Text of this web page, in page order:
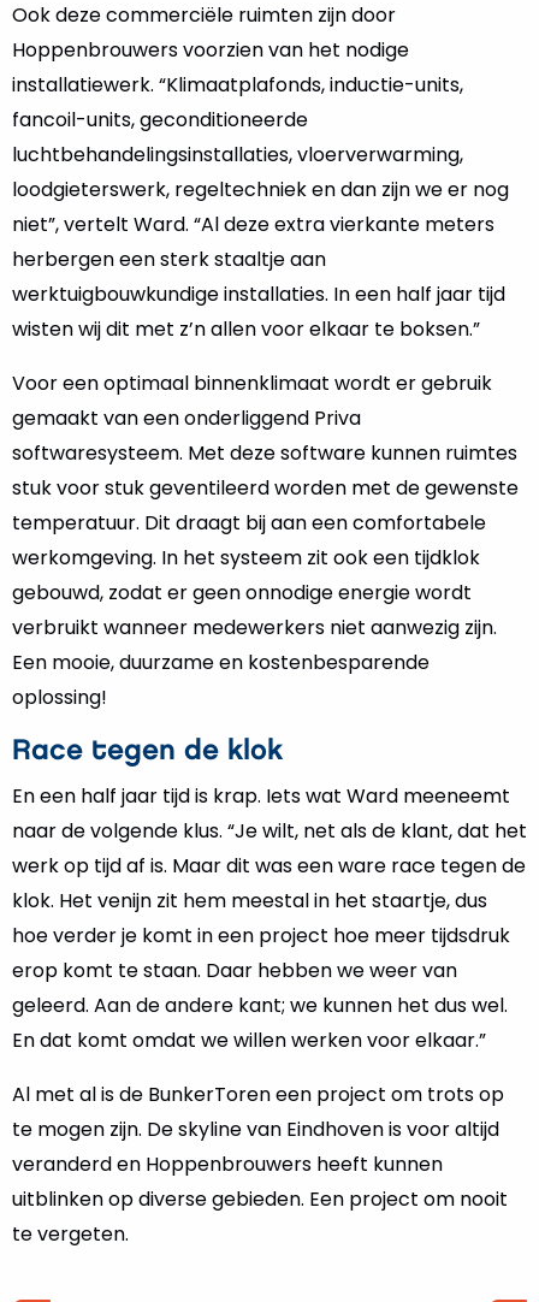
Ook deze commerciële ruimten zijn door
Hoppenbrouwers voorzien van het nodige
installatiewerk. “Klimaatplafonds, inductie-units,
fancoil-units, geconditioneerde
luchtbehandelingsinstallaties, vloerverwarming,
loodgieterswerk, regeltechniek en dan zijn we er nog
niet”, vertelt Ward. “Al deze extra vierkante meters
herbergen een sterk staaltje aan
werktuigbouwkundige installaties. In een half jaar tijd
wisten wij dit met z’n allen voor elkaar te boksen.”
Voor een optimaal binnenklimaat wordt er gebruik
gemaakt van een onderliggend Priva
softwaresysteem. Met deze software kunnen ruimtes
stuk voor stuk geventileerd worden met de gewenste
temperatuur. Dit draagt bij aan een comfortabele
werkomgeving. In het systeem zit ook een tijdklok
gebouwd, zodat er geen onnodige energie wordt
verbruikt wanneer medewerkers niet aanwezig zijn.
Een mooie, duurzame en kostenbesparende
oplossing!
Race tegen de klok
En een half jaar tijd is krap. Iets wat Ward meeneemt
naar de volgende klus. “Je wilt, net als de klant, dat het
werk op tijd af is. Maar dit was een ware race tegen de
klok. Het venijn zit hem meestal in het staartje, dus
hoe verder je komt in een project hoe meer tijdsdruk
erop komt te staan. Daar hebben we weer van
geleerd. Aan de andere kant; we kunnen het dus wel.
En dat komt omdat we willen werken voor elkaar.”
Al met al is de BunkerToren een project om trots op
te mogen zijn. De skyline van Eindhoven is voor altijd
veranderd en Hoppenbrouwers heeft kunnen
uitblinken op diverse gebieden. Een project om nooit
te vergeten.